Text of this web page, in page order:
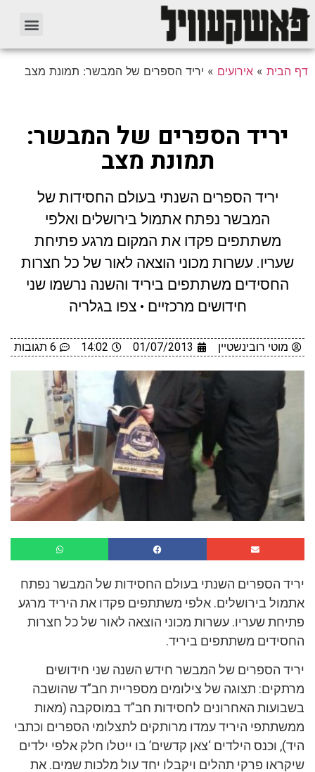
דף הבית » אירועים » יריד הספרים של המבשר: תמונת מצב
יריד הספרים של המבשר:
תמונת מצב
יריד הספרים השנתי בעולם החסידות של
המבשר נפתח אתמול בירושלים ואלפי
משתתפים פקדו את המקום מרגע פתיחת
שעריו. עשרות מכוני הוצאה לאור של כל חצרות
החסידים משתתפים ביריד והשנה נרשמו שני
חידושים מרכזיים • צפו בגלריה
מוטי רובינשטיין 01/07/2013
14:02 6 תגובות
יריד הספרים השנתי בעולם החסידות של המבשר נפתח
אתמול בירושלים. אלפי משתתפים פקדו את היריד מרגע
פתיחת שעריו. עשרות מכוני הוצאה לאור של כל חצרות
החסידים משתתפים ביריד.
יריד הספרים של המבשר חידש השנה שני חידושים
מרתקים: תצוגה של צילומים מספריית חב”ד שהושבה
בשבועות האחרונים לחסידות חב”ד במוסקבה (מאות
ממשתתפי היריד עמדו מרותקים לתצלומי הספרים וכתבי
היד), וכנס הילדים ‘צאן קדשים’ בו ייטלו חלק אלפי ילדים
שיקראו פרקי תהלים ויקבלו יחד עול מלכות שמים. את